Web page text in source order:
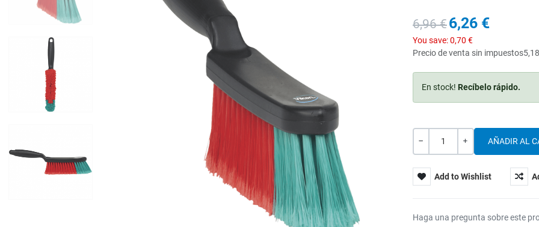
6,96 €6,26 €
You save:0,70 €
Precio de venta sin impuestos
En stock! Recíbelo rápido.
Cantidad
Add to Wishlist
Haga una pregunta sobre este